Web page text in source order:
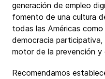
generación de empleo
fomento de una cultura
todas las Américas
democracia participativa,
motor de la prevención y
Recomendamos